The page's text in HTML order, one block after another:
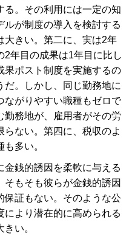
る。その利用には一定の知
が制度の導入を検討する
大きい。第二に、実は2年
年目の成果は1年目に比し
果ポスト制度を実施するの
だ。しかし、同じ勤務地に
ながりやすい職種もゼロで
勤務地が、雇用者がその労
ない。第四に、税収のよ
多い。
金銭的誘因を柔軟に与える
そもそも彼らが金銭的誘因
保証もない。そのような公
より潜在的に高められる
い。